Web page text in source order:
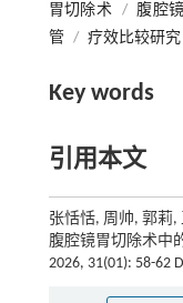
胃切除术 / 腹腔
管 / 疗效比较研究
Key words
引用本文
张恬恬, 周帅, 郭莉,
腹腔镜胃切除术中
2026, 31(01): 58-62